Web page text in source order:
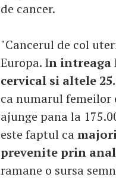
de cancer.
"Cancerul de col
Europa. In intreaga
cervical si altele
ca numarul femeilor
ajunge pana la
este faptul ca
prevenite prin
ramane o sursa